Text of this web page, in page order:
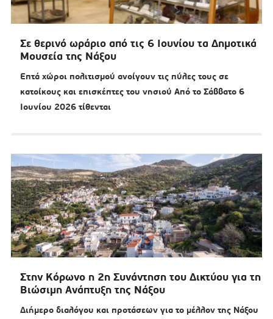
Σε θερινό ωράριο από τις 6 Ιουνίου τα Δημοτικά
Μουσεία της Νάξου
Επτά χώροι πολιτισμού ανοίγουν τις πύλες τους σε
κατοίκους και επισκέπτες του νησιού Από το Σάββατο 6
Ιουνίου 2026 τίθενται
Στην Κόρωνο η 2η Συνάντηση του Δικτύου για τη
Βιώσιμη Ανάπτυξη της Νάξου
Διήμερο διαλόγου και προτάσεων για το μέλλον της Νάξου